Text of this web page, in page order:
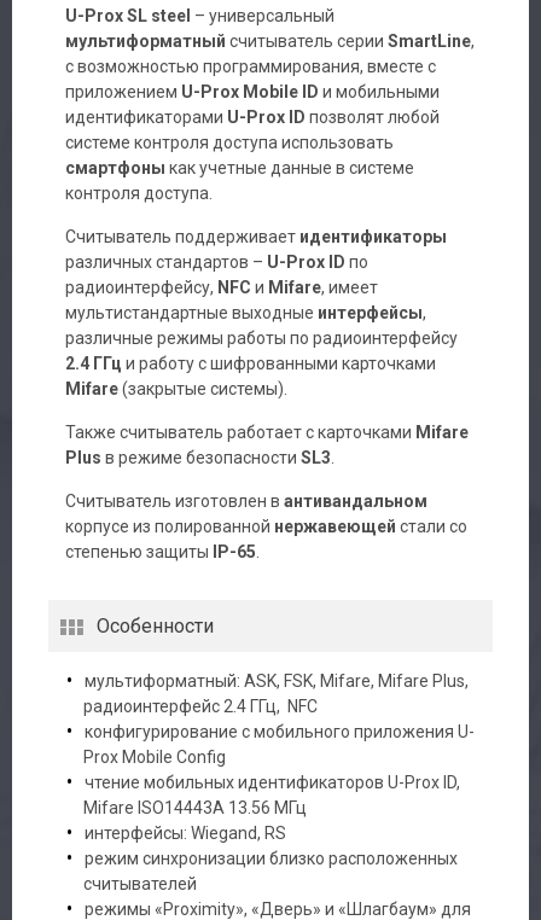
U-Prox SL steel – универсальный
мультиформатный считыватель серии SmartLine,
с возможностью программирования, вместе с
приложением U-Prox Mobile ID и мобильными
идентификаторами U-Prox ID позволят любой
системе контроля доступа использовать
смартфоны как учетные данные в системе
контроля доступа.
Считыватель поддерживает идентификаторы
различных стандартов – U-Prox ID по
радиоинтерфейсу, NFC и Mifare, имеет
мультистандартные выходные интерфейсы,
различные режимы работы по радиоинтерфейсу
2.4 ГГц и работу с шифрованными карточками
Mifare(закрытые системы).
Также считыватель работает с карточками Mifare
Plus в режиме безопасности SL3
Считыватель изготовлен в антивандальном
корпусе из полированной нержавеющей стали со
степенью защиты
IP-65
Особенности
мультиформатный: ASK, FSK, Mifare, Mifare Plus,
радиоинтерфейс 2.4 ГГц, NFC
конфигурирование с мобильного приложения U-
Prox Mobile Config
чтение мобильных идентификаторов U-Prox ID,
Mifare ISO14443A 13.56 МГц
интерфейсы: Wiegand, RS
режим синхронизации близко расположенных
считывателей
режимы «Proximity», «Дверь» и «Шлагбаум» для